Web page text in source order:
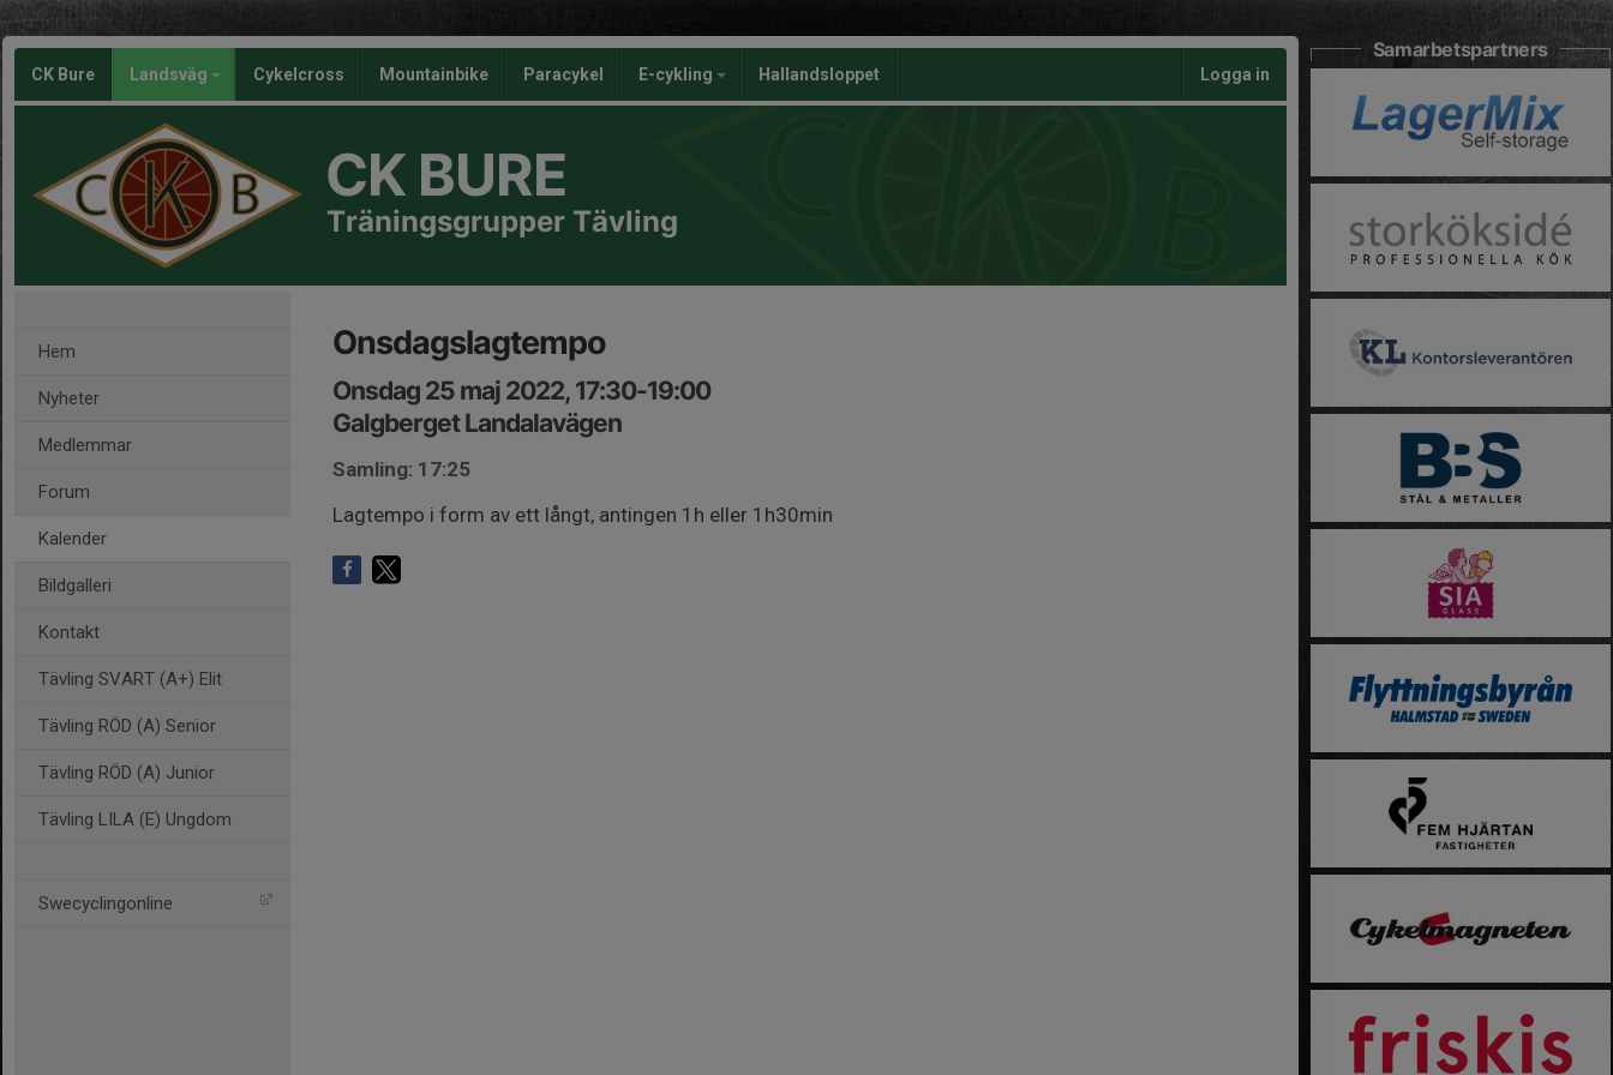
CK Bure Landsväg Cykelcross Mountainbike Paracykel E-cykling Hallandsloppet Logga in
CK BURE
Träningsgrupper Tävling
Hem
Nyheter
Medlemmar
Forum
Kalender
Bildgalleri
Kontakt
Tävling SVART (A+) Elit
Tävling RÖD (A) Senior
Tävling RÖD (A) Junior
Tävling LILA (E) Ungdom
Swecyclingonline
Onsdagslagtempo
Onsdag 25 maj 2022, 17:30-19:00
Galgberget Landalavägen
Samling: 17:25
Lagtempo i form av ett långt, antingen 1h eller 1h30min
Samarbetspartners